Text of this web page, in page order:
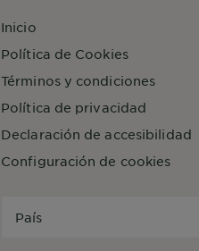
Inicio
Política de Cookies
Términos y condiciones
Política de privacidad
Declaración de accesibilidad
Configuración de cookies
País